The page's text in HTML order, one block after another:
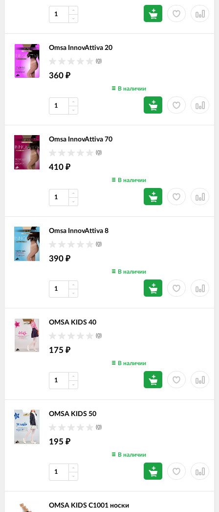
Omsa InnovAttiva 20
(0)
360 ₽
В наличии
Omsa InnovAttiva 70
(0)
410 ₽
В наличии
Omsa InnovAttiva 8
(0)
390 ₽
В наличии
OMSA KIDS 40
(0)
175 ₽
В наличии
OMSA KIDS 50
(0)
195 ₽
В наличии
OMSA KIDS С1001 носки